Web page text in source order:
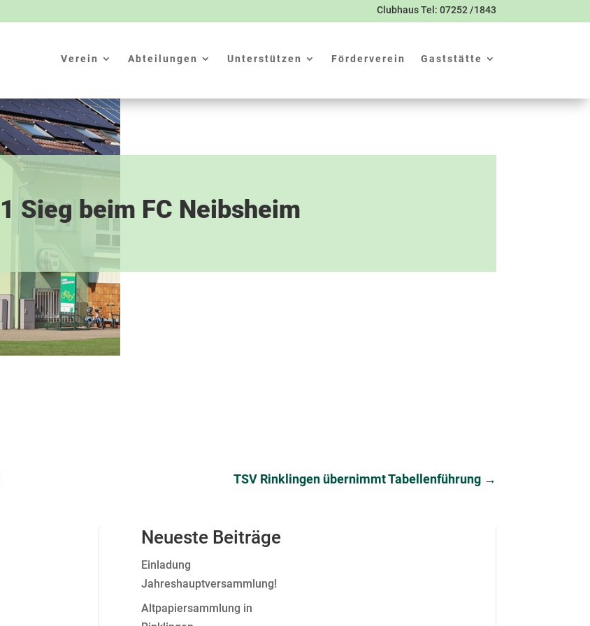
Clubhaus Tel: 07252 /1843
Verein Abteilungen Unterstützen Förderverein Gaststätte
Sieg beim FC Neibsheim
TSV Rinklingen übernimmt Tabellenführung→
Neueste Beiträge
Einladung
Jahreshauptversammlung!
Altpapiersammlung in